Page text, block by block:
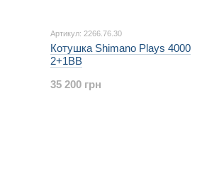
Артикул: 2266.76.30
Котушка Shimano Plays 4000
2+1BB
35 200 грн